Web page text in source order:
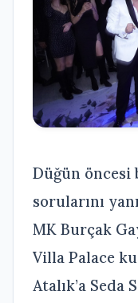
Düğün öncesi
sorularını
MK Burçak
Villa Palace
Atalık’a Seda